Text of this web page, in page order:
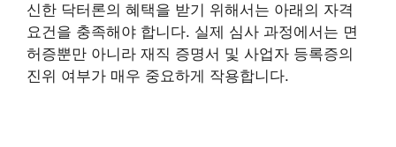
신한 닥터론의 혜택을 받기 위해서는 아래의 자격
요건을 충족해야 합니다. 실제 심사 과정에서는 면
허증뿐만 아니라 재직 증명서 및 사업자 등록증의
진위 여부가 매우 중요하게 작용합니다.